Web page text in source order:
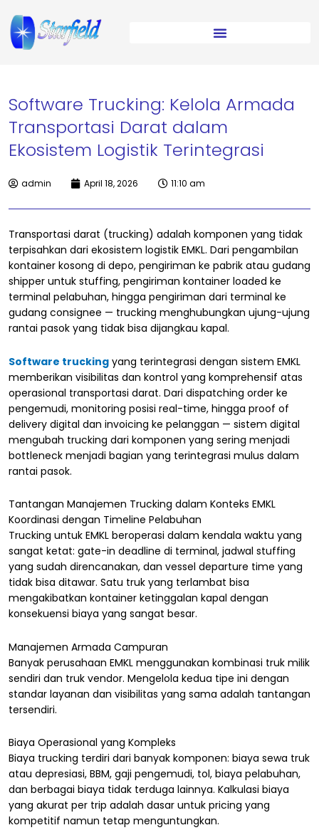
Software Trucking: Kelola Armada
Transportasi Darat dalam
Ekosistem Logistik Terintegrasi
admin April 18, 2026 11:10 am
Transportasi darat (trucking) adalah komponen yang tidak
terpisahkan dari ekosistem logistik EMKL. Dari pengambilan
kontainer kosong di depo, pengiriman ke pabrik atau gudang
shipper untuk stuffing, pengiriman kontainer loaded ke
terminal pelabuhan, hingga pengiriman dari terminal ke
gudang consignee — trucking menghubungkan ujung-ujung
rantai pasok yang tidak bisa dijangkau kapal.
Software trucking yang terintegrasi dengan sistem EMKL
memberikan visibilitas dan kontrol yang komprehensif atas
operasional transportasi darat. Dari dispatching order ke
pengemudi, monitoring posisi real-time, hingga proof of
delivery digital dan invoicing ke pelanggan — sistem digital
mengubah trucking dari komponen yang sering menjadi
bottleneck menjadi bagian yang terintegrasi mulus dalam
rantai pasok.
Tantangan Manajemen Trucking dalam Konteks EMKL
Koordinasi dengan Timeline Pelabuhan
Trucking untuk EMKL beroperasi dalam kendala waktu yang
sangat ketat: gate-in deadline di terminal, jadwal stuffing
yang sudah direncanakan, dan vessel departure time yang
tidak bisa ditawar. Satu truk yang terlambat bisa
mengakibatkan kontainer ketinggalan kapal dengan
konsekuensi biaya yang sangat besar.
Manajemen Armada Campuran
Banyak perusahaan EMKL menggunakan kombinasi truk milik
sendiri dan truk vendor. Mengelola kedua tipe ini dengan
standar layanan dan visibilitas yang sama adalah tantangan
tersendiri.
Biaya Operasional yang Kompleks
Biaya trucking terdiri dari banyak komponen: biaya sewa truk
atau depresiasi, BBM, gaji pengemudi, tol, biaya pelabuhan,
dan berbagai biaya tidak terduga lainnya. Kalkulasi biaya
yang akurat per trip adalah dasar untuk pricing yang
kompetitif namun tetap menguntungkan.